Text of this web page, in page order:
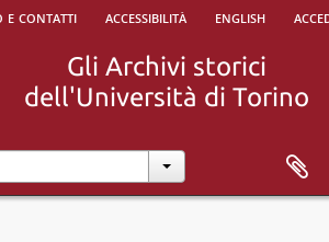
e contatti accessibilità english